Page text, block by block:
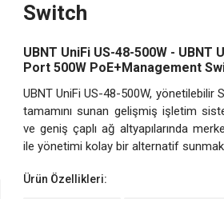
Switch
UBNT UniFi US-48-500W - UBNT
Port 500W PoE+Management
UBNT UniFi US-48-500W, yönetilebilir
tamamını sunan gelişmiş işletim
ve geniş çaplı ağ altyapılarında
ile yönetimi kolay bir alternatif
Ürün Özellikleri: